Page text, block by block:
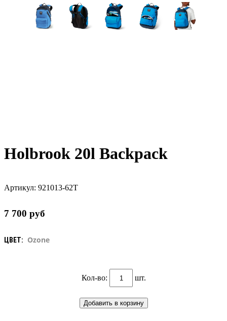
Holbrook 20l Backpack
Артикул: 921013-62T
7 700 руб
ЦВЕТ: Ozone
Кол-во: шт.